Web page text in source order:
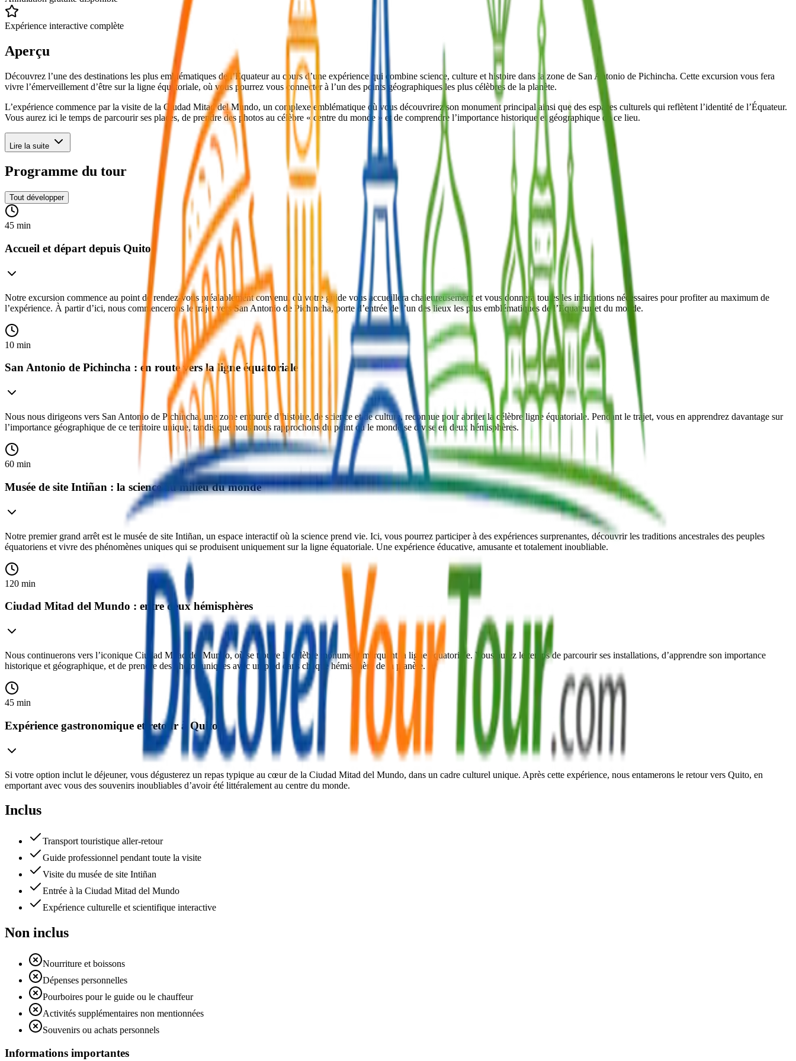
Expérience interactive complète
Aperçu
Découvrez l’une des destinations les plus emblématiques de l’Équateur au cours d’une expérience qui combine science, culture et histoire dans la zone de San Antonio de Pichincha. Cette excursion vous fera
vivre l’émerveillement d’être sur la ligne équatoriale, où vous pourrez vous connecter à l’un des points géographiques les plus célèbres de la planète.
L’expérience commence par la visite de la Ciudad Mitad del Mundo, un complexe emblématique où vous découvrirez son monument principal ainsi que des espaces culturels qui reflètent l’identité de l’Équateur.
Vous aurez ici le temps de parcourir ses places, de prendre des photos au célèbre « centre du monde » et de comprendre l’importance historique et géographique de ce lieu.
Lire la suite
Programme du tour
Tout développer
45 min
Accueil et départ depuis Quito
Notre excursion commence au point de rendez-vous préalablement convenu, où votre guide vous accueillera chaleureusement et vous donnera toutes les indications nécessaires pour profiter au maximum de
l’expérience. À partir d’ici, nous commencerons le trajet vers San Antonio de Pichincha, porte d’entrée de l’un des lieux les plus emblématiques de l’Équateur et du monde.
10 min
San Antonio de Pichincha : en route vers la ligne équatoriale
Nous nous dirigeons vers San Antonio de Pichincha, une zone entourée d’histoire, de science et de culture, reconnue pour abriter la célèbre ligne équatoriale. Pendant le trajet, vous en apprendrez davantage sur
l’importance géographique de ce territoire unique, tandis que nous nous rapprochons du point où le monde se divise en deux hémisphères.
60 min
Musée de site Intiñan : la science au milieu du monde
Notre premier grand arrêt est le musée de site Intiñan, un espace interactif où la science prend vie. Ici, vous pourrez participer à des expériences surprenantes, découvrir les traditions ancestrales des peuples
équatoriens et vivre des phénomènes uniques qui se produisent uniquement sur la ligne équatoriale. Une expérience éducative, amusante et totalement inoubliable.
120 min
Ciudad Mitad del Mundo : entre deux hémisphères
Nous continuerons vers l’iconique Ciudad Mitad del Mundo, où se trouve le célèbre monument marquant la ligne équatoriale. Vous aurez le temps de parcourir ses installations, d’apprendre son importance
historique et géographique, et de prendre des photos uniques avec un pied dans chaque hémisphère de la planète.
45 min
Expérience gastronomique et retour à Quito
Si votre option inclut le déjeuner, vous dégusterez un repas typique au cœur de la Ciudad Mitad del Mundo, dans un cadre culturel unique. Après cette expérience, nous entamerons le retour vers Quito, en
emportant avec vous des souvenirs inoubliables d’avoir été littéralement au centre du monde.
Inclus
Transport touristique aller-retour
Guide professionnel pendant toute la visite
Visite du musée de site Intiñan
Entrée à la Ciudad Mitad del Mundo
Expérience culturelle et scientifique interactive
Non inclus
Nourriture et boissons
Dépenses personnelles
Pourboires pour le guide ou le chauffeur
Activités supplémentaires non mentionnées
Souvenirs ou achats personnels
Informations importantes